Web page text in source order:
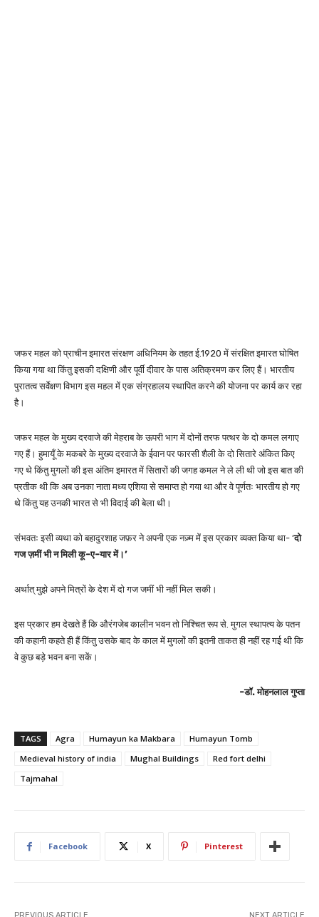
जफर महल को प्राचीन इमारत संरक्षण अधिनियम के तहत ई.1920 में संरक्षित इमारत घोषित
किया गया था किंतु इसकी दक्षिणी और पूर्वी दीवार के पास अतिक्रमण कर लिए हैं। भारतीय
पुरातत्व सर्वेक्षण विभाग इस महल में एक संग्रहालय स्थापित करने की योजना पर कार्य कर रहा
है।
जफर महल के मुख्य दरवाजे की मेहराब के ऊपरी भाग में दोनों तरफ पत्थर के दो कमल लगाए
गए हैं। हुमायूँ के मकबरे के मुख्य दरवाजे के ईवान पर फारसी शैली के दो सितारे अंकित किए
गए थे किंतु मुगलों की इस अंतिम इमारत में सितारों की जगह कमल ने ले ली थी जो इस बात की
प्रतीक थी कि अब उनका नाता मध्य एशिया से समाप्त हो गया था और वे पूर्णतः भारतीय हो गए
थे किंतु यह उनकी भारत से भी विदाई की बेला थी।
संभवतः इसी व्यथा को बहादुरशाह जफ़र ने अपनी एक नज़्म में इस प्रकार व्यक्त किया था- ‘दो
गज ज़मीं भी न मिली कू-ए-यार में।’
अर्थात् मुझे अपने मित्रों के देश में दो गज जमीं भी नहीं मिल सकी।
इस प्रकार हम देखते हैं कि औरंगजेब कालीन भवन तो निश्चित रूप से. मुगल स्थापत्य के पतन
की कहानी कहते ही हैं किंतु उसके बाद के काल में मुगलों की इतनी ताकत ही नहीं रह गई थी कि
वे कुछ बड़े भवन बना सकें।
-डॉ. मोहनलाल गुप्ता
TAGS Agra Humayun ka Makbara
Humayun Tomb
Medieval history of india
Mughal Buildings
Red fort delhi
Tajmahal
Facebook X Pinterest